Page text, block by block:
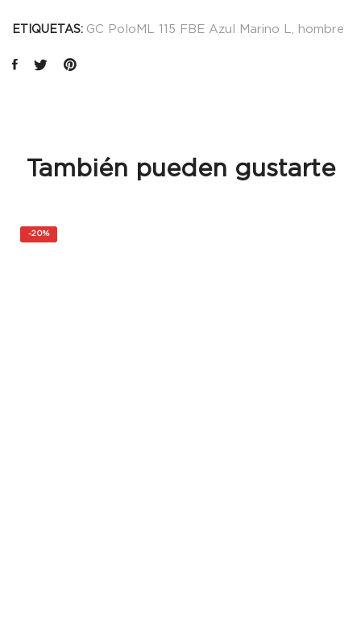
ETIQUETAS: GC PoloML 115 FBE Azul Marino L hombre
También pueden gustarte
-20%